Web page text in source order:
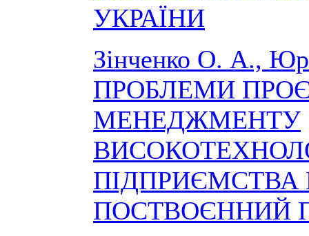
УКРАЇНИ
Зінченко О. А.,
ПРОБЛЕМИ
МЕНЕДЖМЕНТУ
ПІДПРИЄМСТВА
ПОСТВОЄННИЙ